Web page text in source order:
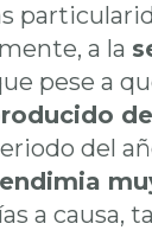
a la
pese a
del
a causa,